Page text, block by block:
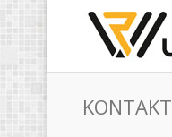
KONTAKT